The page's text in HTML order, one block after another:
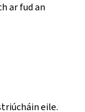
ar fud an
eile.